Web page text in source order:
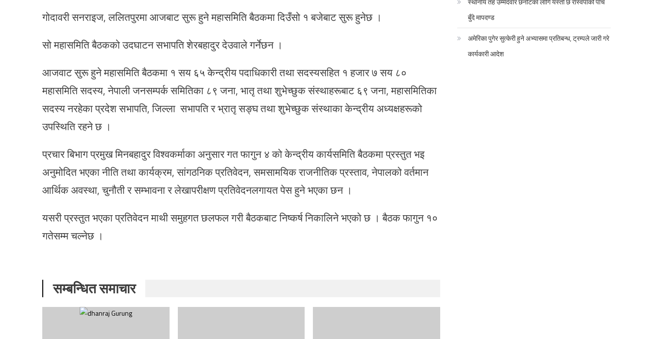
गोदावरी सनराइज, ललितपुरमा आजबाट सुरू हुने महासमिति बैठकमा दिउँसो १ बजेबाट सुरू हुनेछ ।
सो महासमिति बैठकको उदघाटन सभापति शेरबहादुर देउवाले गर्नेछन ।
आजवाट सुरू हुने महासमिति बैठकमा १ सय ६५ केन्द्रीय पदाधिकारी तथा सदस्यसहित १ हजार ७ सय ८०
महासमिति सदस्य, नेपाली जनसम्पर्क समितिका ८९ जना, भातृ तथा शुभेच्छुक संस्थाहरूबाट ६९ जना, महासमितिका
सदस्य नरहेका प्रदेश सभापति, जिल्ला सभापति र भ्रातृ सङ्घ तथा शुभेच्छुक संस्थाका केन्द्रीय अध्यक्षहरूको
उपस्थिति रहने छ ।
प्रचार बिभाग प्रमुख मिनबहादुर विश्वकर्माका अनुसार गत फागुन ४ को केन्द्रीय कार्यसमिति बैठकमा प्रस्तुत भइ
अनुमोदित भएका नीति तथा कार्यक्रम, सांगठनिक प्रतिवेदन, समसामयिक राजनीतिक प्रस्ताव, नेपालको वर्तमान
आर्थिक अवस्था, चुनौती र सम्भावना र लेखापरीक्षण प्रतिवेदनलगायत पेस हुने भएका छन ।
यसरी प्रस्तुत भएका प्रतिवेदन माथी समुहगत छलफल गरी बैठकबाट निष्कर्ष निकालिने भएको छ । बैठक फागुन १०
गतेसम्म चल्नेछ ।
सम्बन्धित समाचार
बुँदे मापदण्ड
अमेरिका पुगेर सुत्केरी हुने अभ्यासमा प्रतिबन्ध, ट्रम्पले जारी गरे
कार्यकारी आदेश